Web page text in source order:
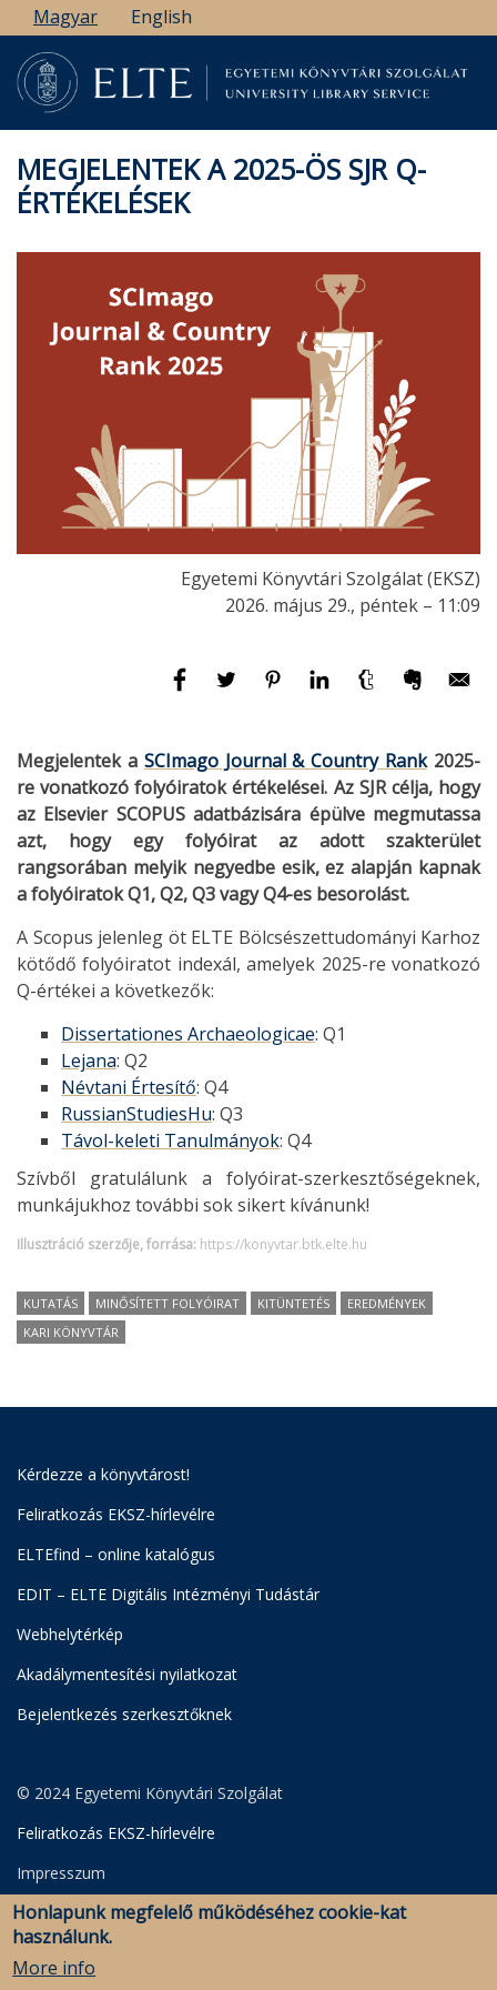
Ugrás
a
tartalomra
Magyar English
MEGJELENTEK A 2025-ÖS SJR Q-
ÉRTÉKELÉSEK
Egyetemi Könyvtári Szolgálat (EKSZ)
2026. május 29., péntek – 11:09
Megjelentek a SCImago Journal & Country Rank2025-
re vonatkozó folyóiratok értékelései. Az SJR célja, hogy
az Elsevier SCOPUS adatbázisára épülve megmutassa
azt, hogy egy folyóirat az adott szakterület
rangsorában melyik negyedbe esik, ez alapján kapnak
a folyóiratok Q1, Q2, Q3 vagy Q4-es besorolást.
A Scopus jelenleg öt ELTE Bölcsészettudományi Karhoz
kötődő folyóiratot indexál, amelyek 2025-re vonatkozó
Q-értékei a következők:
Dissertationes Archaeologicae: Q1
Lejana: Q2
Névtani Értesítő: Q4
RussianStudiesHu: Q3
Távol-keleti Tanulmányok: Q4
Szívből gratulálunk a folyóirat-szerkesztőségeknek,
munkájukhoz további sok sikert kívánunk!
Illusztráció szerzője, forrása: https://konyvtar.btk.elte.hu
KUTATÁS MINŐSÍTETT FOLYÓIRAT KITÜNTETÉS
EREDMÉNYEK
KARI KÖNYVTÁR
Kérdezze a könyvtárost!
Feliratkozás EKSZ-hírlevélre
ELTEfind – online katalógus
EDIT – ELTE Digitális Intézményi Tudástár
Webhelytérkép
Akadálymentesítési nyilatkozat
Bejelentkezés szerkesztőknek
© 2024 Egyetemi Könyvtári Szolgálat
Feliratkozás EKSZ-hírlevélre
Impresszum
Adatkezelési Szabályzat
Honlapunk megfelelő működéséhez cookie-kat
használunk.
More info